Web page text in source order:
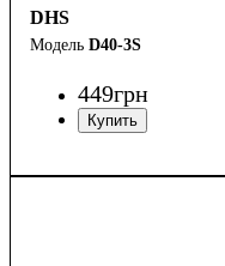
DHS
D40-3S
449грн